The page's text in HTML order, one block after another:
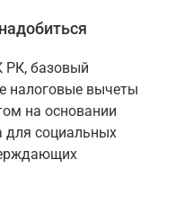
РК, базовый
налоговые вычеты
на основании
для социальных